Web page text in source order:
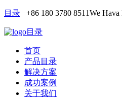
目录 +86 180 3780 8511We Hava
目录
首页
产品目录
解决方案
成功案例
关于我们